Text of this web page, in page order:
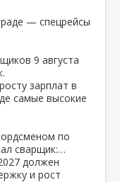
— спецрейсы
9 августа
зарплат в
самые высокие
по
сварщик:…
должен
и рост